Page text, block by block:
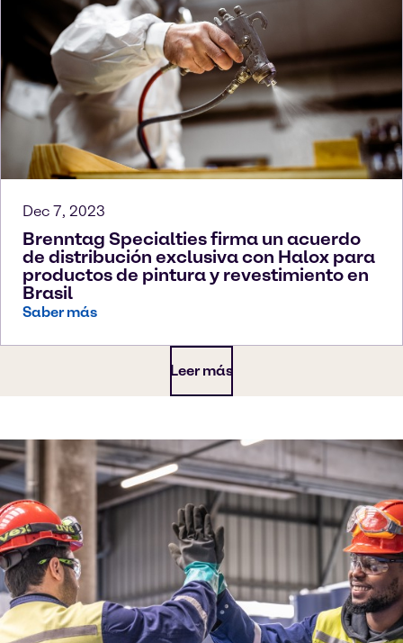
Dec 7, 2023
Brenntag Specialties firma un acuerdo
de distribución exclusiva con Halox para
productos de pintura y revestimiento en
Brasil
Saber más
Leer más